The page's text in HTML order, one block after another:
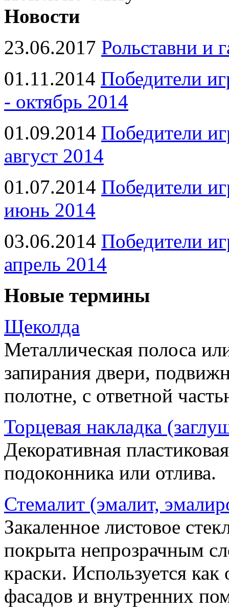
Новости
23.06.2017 Рольставни и
01.11.2014 Победители
- октябрь 2014
01.09.2014 Победители
август 2014
01.07.2014 Победители
июнь 2014
03.06.2014 Победители
апрель 2014
Новые термины
Щеколда
Металлическая полоса
запирания двери,
полотне, с ответной
Торцевая накладка
Декоративная
подоконника или отлива.
Стемалит (эмалит,
Закаленное листовое
покрыта непрозрачным
краски. Используется
фасадов и внутренних